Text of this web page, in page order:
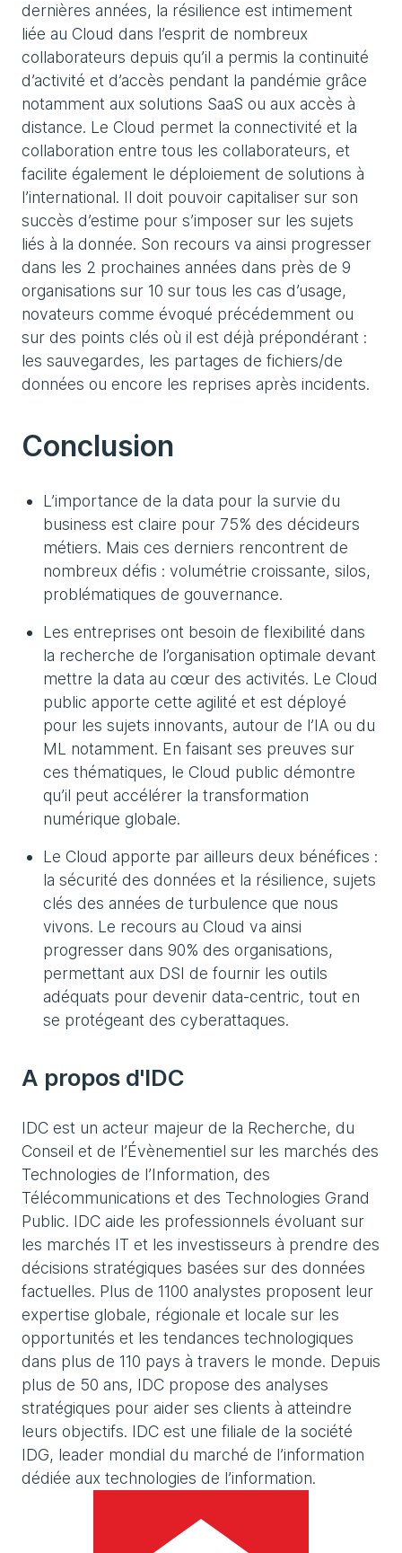
dernières années, la résilience est intimement
liée au Cloud dans l’esprit de nombreux
collaborateurs depuis qu’il a permis la continuité
d’activité et d’accès pendant la pandémie grâce
notamment aux solutions SaaS ou aux accès à
distance. Le Cloud permet la connectivité et la
collaboration entre tous les collaborateurs, et
facilite également le déploiement de solutions à
l’international. Il doit pouvoir capitaliser sur son
succès d’estime pour s’imposer sur les sujets
liés à la donnée. Son recours va ainsi progresser
dans les 2 prochaines années dans près de 9
organisations sur 10 sur tous les cas d’usage,
novateurs comme évoqué précédemment ou
sur des points clés où il est déjà prépondérant :
les sauvegardes, les partages de fichiers/de
données ou encore les reprises après incidents.
Conclusion
L’importance de la data pour la survie du
business est claire pour 75% des décideurs
métiers. Mais ces derniers rencontrent de
nombreux défis : volumétrie croissante, silos,
problématiques de gouvernance.
Les entreprises ont besoin de flexibilité dans
la recherche de l’organisation optimale devant
mettre la data au cœur des activités. Le Cloud
public apporte cette agilité et est déployé
pour les sujets innovants, autour de l’IA ou du
ML notamment. En faisant ses preuves sur
ces thématiques, le Cloud public démontre
qu’il peut accélérer la transformation
numérique globale.
Le Cloud apporte par ailleurs deux bénéfices :
la sécurité des données et la résilience, sujets
clés des années de turbulence que nous
vivons. Le recours au Cloud va ainsi
progresser dans 90% des organisations,
permettant aux DSI de fournir les outils
adéquats pour devenir data-centric, tout en
se protégeant des cyberattaques.
A propos d'IDC
IDC est un acteur majeur de la Recherche, du
Conseil et de l’Évènementiel sur les marchés des
Technologies de l’Information, des
Télécommunications et des Technologies Grand
Public. IDC aide les professionnels évoluant sur
les marchés IT et les investisseurs à prendre des
décisions stratégiques basées sur des données
factuelles. Plus de 1100 analystes proposent leur
expertise globale, régionale et locale sur les
opportunités et les tendances technologiques
dans plus de 110 pays à travers le monde. Depuis
plus de 50 ans, IDC propose des analyses
stratégiques pour aider ses clients à atteindre
leurs objectifs. IDC est une filiale de la société
IDG, leader mondial du marché de l’information
dédiée aux technologies de l’information.